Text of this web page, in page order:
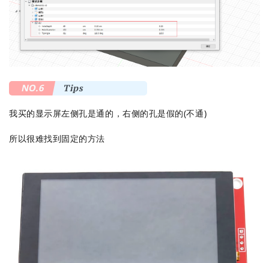
NO.6 Tips
我买的显示屏左侧孔是通的，右侧的孔是假的(不通)
所以很难找到固定的方法